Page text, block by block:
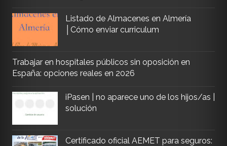
Listado de Almacenes en Almería
│Cómo enviar curriculum
Trabajar en hospitales públicos sin oposición en
España: opciones reales en 2026
iPasen | no aparece uno de los hijos/as |
solución
Certificado oficial AEMET para seguros: